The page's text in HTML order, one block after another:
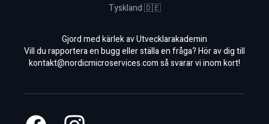
Tyskland 🇩🇪
Gjord med kärlek av Utvecklarakademin
Vill du rapportera en bugg eller ställa en fråga? Hör av dig till
kontakt@nordicmicroservices.comså svarar vi inom kort!
FacebookInstagram